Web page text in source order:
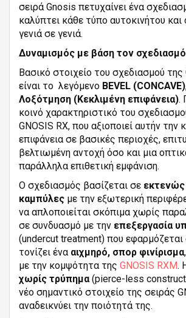
σειρά Gnosis πετυχαίνει ένα
καλύπτει κάθε τύπο αυτοκινήτου και
γενιά σε γενιά.
Δυναμισμός με βάση τον σχεδιασμό
Βασικό στοιχείο του σχεδιασμού της
είναι το λεγόμενο BEVEL (CONCAVE)
Λοξότμηση (Κεκλιμένη επιφάνεια).
κοινό χαρακτηριστικό του
GNOSIS RX, που αξιοποιεί αυτήν την
επιφάνεια σε βασικές περιοχές,
βελτιωμένη αντοχή όσο και μια
παράλληλα επιθετική εμφάνιση.
Ο σχεδιασμός βασίζεται σε εκτενώς
καμπύλες με την εξωτερική
να απλοποιείται σκόπιμα χωρίς
σε συνδυασμό με την επεξεργασία
(undercut treatment) που εφαρμόζεται
τονίζει ένα αιχμηρό, σπορ φινίρισμα
με την κομψότητα της GNOSIS RXM.
χωρίς τρύπημα (pierce-less
νέο σημαντικό στοιχείο της σειράς
αναδεικνύει την ποιότητά της.